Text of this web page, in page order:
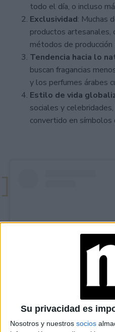
Su privacidad es
Nosotros y nuestros socios
todo el día, o incluso
Exclusividad: Muchas
productos artesanales,
métodos de producción
Tendencia hacia lo
buscan fragancias
y los perfumes árabes
Estilo de vida
sociales y
convertido en símbolos
View this